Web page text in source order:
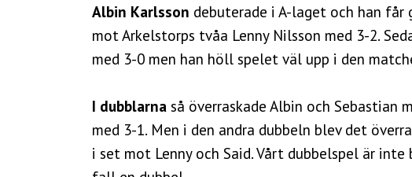
Albin Karlsson debuterade i A-laget och han får
mot Arkelstorps tvåa Lenny Nilsson med 3-2.
med 3-0 men han höll spelet väl upp i den
I dubblarna så överraskade Albin och Sebastian
med 3-1. Men i den andra dubbeln blev det
i set mot Lenny och Said. Vårt dubbelspel är